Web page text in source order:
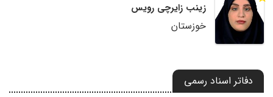
زینب زایرچی رویس
خوزستان
دفاتر اسناد رسمی